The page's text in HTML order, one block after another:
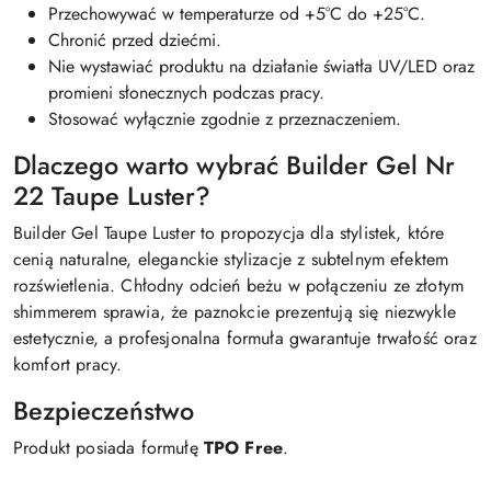
Przechowywać w temperaturze od +5°C do +25°C.
Chronić przed dziećmi.
Nie wystawiać produktu na działanie światła UV/LED oraz
promieni słonecznych podczas pracy.
Stosować wyłącznie zgodnie z przeznaczeniem.
Dlaczego warto wybrać Builder Gel Nr
22 Taupe Luster?
Builder Gel Taupe Luster to propozycja dla stylistek, które
cenią naturalne, eleganckie stylizacje z subtelnym efektem
rozświetlenia. Chłodny odcień beżu w połączeniu ze złotym
shimmerem sprawia, że paznokcie prezentują się niezwykle
estetycznie, a profesjonalna formuła gwarantuje trwałość oraz
komfort pracy.
Bezpieczeństwo
Produkt posiada formułę TPO Free.